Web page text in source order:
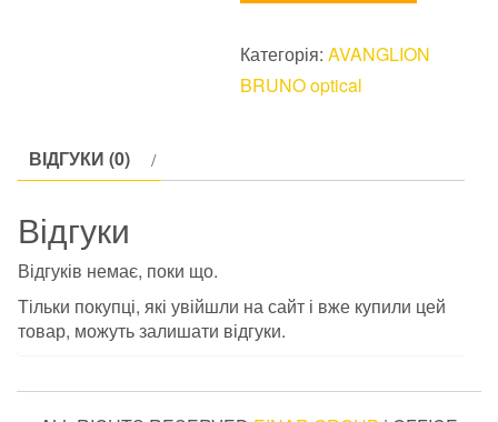
Категорія:AVANGLION
BRUNO optical
ВІДГУКИ (0)
Відгуки
Відгуків немає, поки що.
Тільки покупці, які увійшли на сайт і вже купили цей
товар, можуть залишати відгуки.